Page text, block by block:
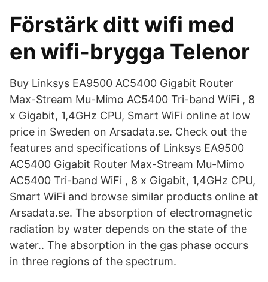
Förstärk ditt wifi med
en wifi-brygga Telenor
Buy Linksys EA9500 AC5400 Gigabit Router
Max-Stream Mu-Mimo AC5400 Tri-band WiFi , 8
x Gigabit, 1,4GHz CPU, Smart WiFi online at low
price in Sweden on Arsadata.se. Check out the
features and specifications of Linksys EA9500
AC5400 Gigabit Router Max-Stream Mu-Mimo
AC5400 Tri-band WiFi , 8 x Gigabit, 1,4GHz CPU,
Smart WiFi and browse similar products online at
Arsadata.se. The absorption of electromagnetic
radiation by water depends on the state of the
water.. The absorption in the gas phase occurs
in three regions of the spectrum.